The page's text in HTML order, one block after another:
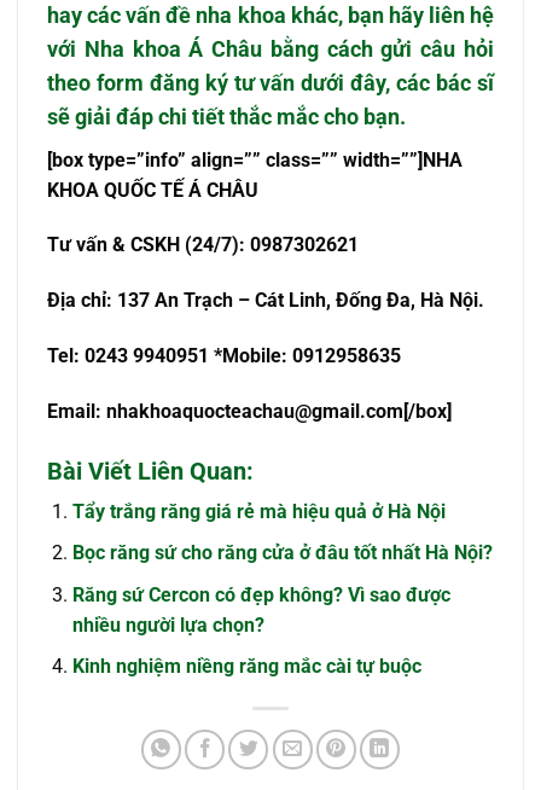
hay các vấn đề nha khoa khác, bạn hãy liên hệ
với Nha khoa Á Châu bằng cách gửi câu hỏi
theo form đăng ký tư vấn dưới đây, các bác sĩ
sẽ giải đáp chi tiết thắc mắc cho bạn.
[box type=”info” align=”” class=”” width=””]NHA
KHOA QUỐC TẾ Á CHÂU
Tưvấn & CSKH (24/7): 0987302621
Địa chỉ: 137 An Trạch – Cát Linh, Đống Đa, Hà Nội.
Tel: 0243 9940951 *Mobile: 0912958635
Email: nhakhoaquocteachau@gmail.com [/box]
Bài Viết Liên Quan:
Tẩy trắng răng giá rẻ mà hiệu quả ở Hà Nội
Bọc răng sứ cho răng cửa ở đâu tốt nhất Hà Nội?
Răng sứ Cercon có đẹp không? Vì sao được
nhiều người lựa chọn?
Kinh nghiệm niềng răng mắc cài tự buộc